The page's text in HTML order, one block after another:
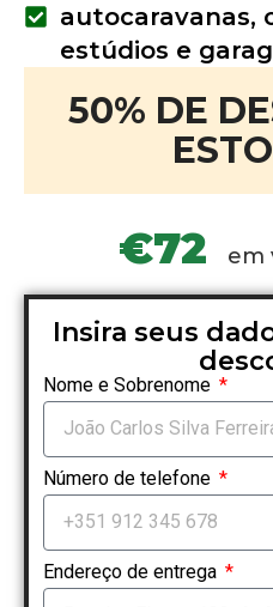
autocaravanas,
estúdios e
50% DE
€72 em
Insira seus
Nome e Sobrenome
Número de telefone
Endereço de entrega